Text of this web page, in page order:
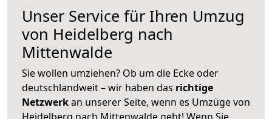
Unser Service für Ihren Umzug
von Heidelberg nach
Mittenwalde
Sie wollen umziehen? Ob um die Ecke oder
deutschlandweit – wir haben das richtige
Netzwerkan unserer Seite, wenn es Umzüge von